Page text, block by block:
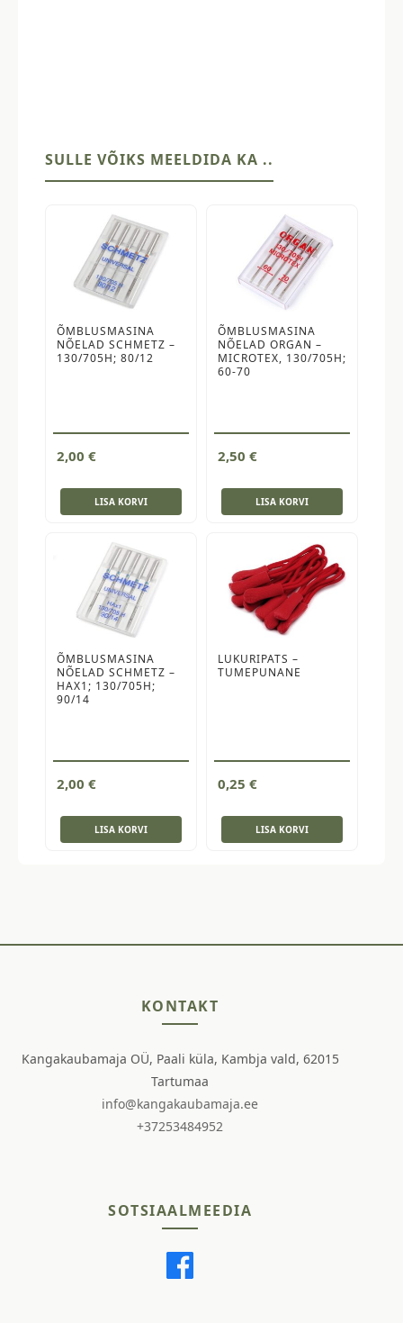
SULLE VÕIKS MEELDIDA KA ..
ÕMBLUSMASINA
NÕELAD SCHMETZ –
130/705H; 80/12
2,00 €
LISA KORVI
ÕMBLUSMASINA
NÕELAD ORGAN –
MICROTEX, 130/705H;
60-70
2,50 €
LISA KORVI
ÕMBLUSMASINA
NÕELAD SCHMETZ –
HAX1; 130/705H;
90/14
2,00 €
LISA KORVI
LUKURIPATS –
TUMEPUNANE
0,25 €
LISA KORVI
KONTAKT
Kangakaubamaja OÜ, Paali küla, Kambja vald, 62015
Tartumaa
info@kangakaubamaja.ee
+37253484952
SOTSIAALMEEDIA